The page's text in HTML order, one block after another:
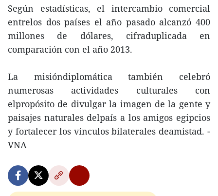
Según estadísticas, el intercambio comercial
entrelos dos países el año pasado alcanzó 400
millones de dólares, cifraduplicada en
comparación con el año 2013.
La misióndiplomática también celebró
numerosas actividades culturales con
elpropósito de divulgar la imagen de la gente y
paisajes naturales delpaís a los amigos egipcios
y fortalecer los vínculos bilaterales deamistad. -
VNA